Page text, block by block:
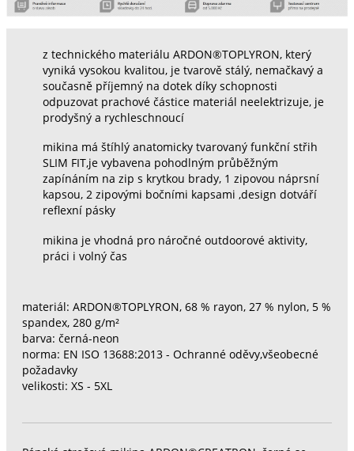
z technického materiálu ARDON®TOPLYRON, který
vyniká vysokou kvalitou, je tvarově stálý, nemačkavý a
současně příjemný na dotek díky schopnosti
odpuzovat prachové částice materiál neelektrizuje, je
prodyšný a rychleschnoucí
mikina má štíhlý anatomicky tvarovaný funkční střih
SLIM FIT,je vybavena pohodlným průběžným
zapínáním na zip s krytkou brady, 1 zipovou náprsní
kapsou, 2 zipovými bočními kapsami ,design dotváří
reflexní pásky
mikina je vhodná pro náročné outdoorové aktivity,
práci i volný čas
materiál: ARDON®TOPLYRON, 68 % rayon, 27 % nylon, 5 %
spandex, 280 g/m²
barva: černá-neon
norma: EN ISO 13688:2013 - Ochranné oděvy,všeobecné
požadavky
velikosti: XS - 5XL